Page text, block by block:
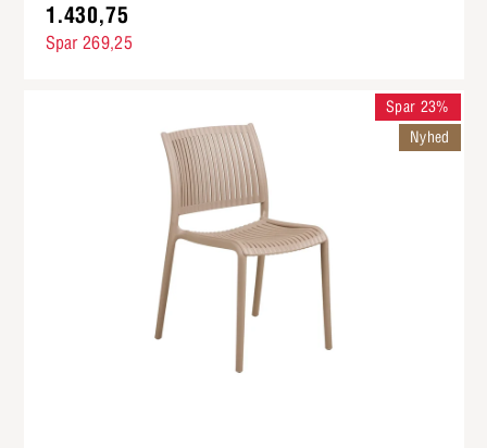
1.430,75
Spar 269,25
Spar 23%
Nyhed